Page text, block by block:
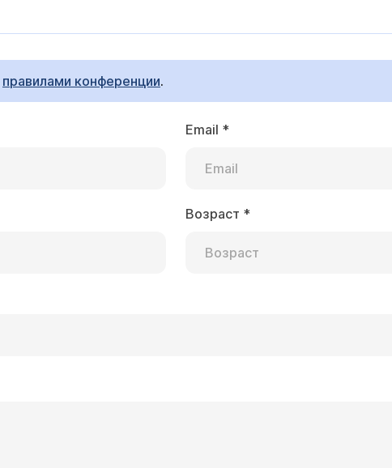
правилами конференции.
Email *
Возраст *